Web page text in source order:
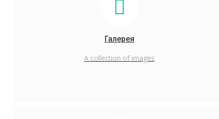
Галерея
A collection of images